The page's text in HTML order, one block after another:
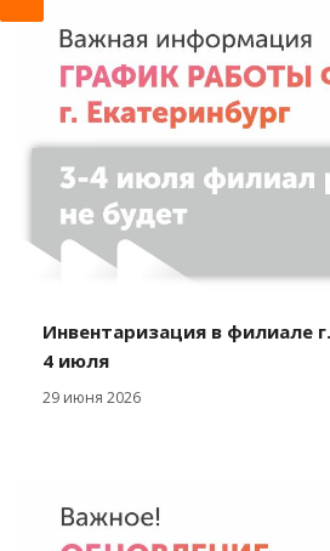
Инвентаризация в филиале
4 июля
29 июня 2026